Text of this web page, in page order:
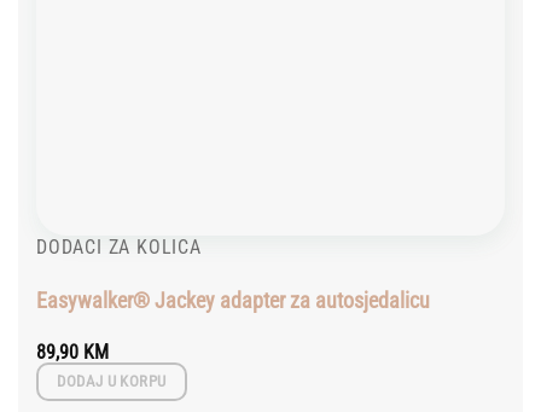
DODACI ZA KOLICA
Easywalker® Jackey adapter za autosjedalicu
89,90 KM
DODAJ U KORPU